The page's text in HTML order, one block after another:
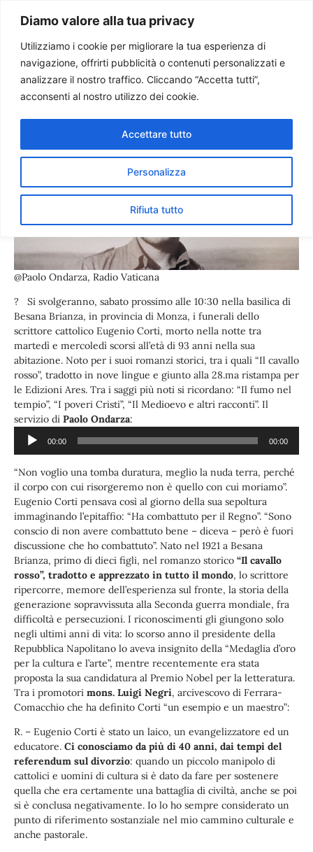
Diamo valore alla tua privacy
Utilizziamo i cookie per migliorare la tua esperienza di
navigazione, offrirti pubblicità o contenuti personalizzati e
analizzare il nostro traffico. Cliccando “Accetta tutti”,
acconsenti al nostro utilizzo dei cookie.
Personalizza
Rifiuta tutto
Accettare tutto
Paolo Ondarza
Morto lo scrittore Eugenio
Corti. Mons. Negri: “Ha
combattuto per il Regno”
@Paolo Ondarza, Radio Vaticana
? Si svolgeranno, sabato prossimo alle 10:30 nella basilica di
Besana Brianza, in provincia di Monza, i funerali dello
scrittore cattolico Eugenio Corti, morto nella notte tra
martedì e mercoledì scorsi all’età di 93 anni nella sua
abitazione. Noto per i suoi romanzi storici, tra i quali “Il cavallo
rosso”, tradotto in nove lingue e giunto alla 28.ma ristampa per
le Edizioni Ares. Tra i saggi più noti si ricordano: “Il fumo nel
tempio”, “I poveri Cristi”, “Il Medioevo e altri racconti”. Il
servizio di Paolo Ondarza:
00:00 00:00
“Non voglio una tomba duratura, meglio la nuda terra, perché
il corpo con cui risorgeremo non è quello con cui moriamo”.
Eugenio Corti pensava così al giorno della sua sepoltura
immaginando l’epitaffio: “Ha combattuto per il Regno”. “Sono
conscio di non avere combattuto bene – diceva – però è fuori
discussione che ho combattuto”. Nato nel 1921 a Besana
Brianza, primo di dieci figli, nel romanzo storico “Il cavallo
rosso”, tradotto e apprezzato in tutto il mondo, lo scrittore
ripercorre, memore dell’esperienza sul fronte, la storia della
generazione sopravvissuta alla Seconda guerra mondiale, fra
difficoltà e persecuzioni. I riconoscimenti gli giungono solo
negli ultimi anni di vita: lo scorso anno il presidente della
Repubblica Napolitano lo aveva insignito della “Medaglia d’oro
per la cultura e l’arte”, mentre recentemente era stata
proposta la sua candidatura al Premio Nobel per la letteratura.
Tra i promotori mons. Luigi Negri, arcivescovo di Ferrara-
Comacchio che ha definito Corti “un esempio e un maestro”:
R. – Eugenio Corti è stato un laico, un evangelizzatore ed un
educatore. Ci conosciamo da più di 40 anni, dai tempi del
referendum sul divorzio: quando un piccolo manipolo di
cattolici e uomini di cultura si è dato da fare per sostenere
quella che era certamente una battaglia di civiltà, anche se poi
si è conclusa negativamente. Io lo ho sempre considerato un
punto di riferimento sostanziale nel mio cammino culturale e
anche pastorale.